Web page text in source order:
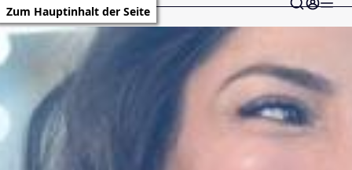
Zum Hauptinhalt der Seite